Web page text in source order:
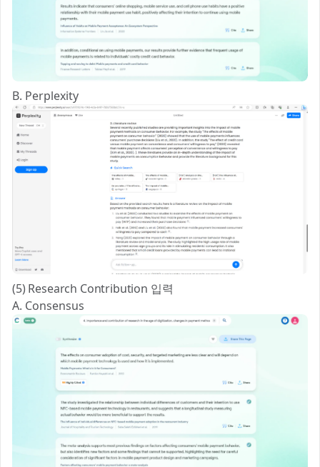
B. Perplexity
(5) Research Contribution 입력
A. Consensus